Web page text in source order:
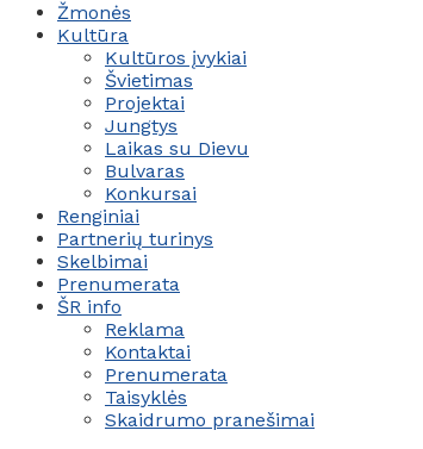
Žmonės
Kultūra
Kultūros įvykiai
Švietimas
Projektai
Jungtys
Laikas su Dievu
Bulvaras
Konkursai
Renginiai
Partnerių turinys
Skelbimai
Prenumerata
ŠR info
Reklama
Kontaktai
Prenumerata
Taisyklės
Skaidrumo pranešimai